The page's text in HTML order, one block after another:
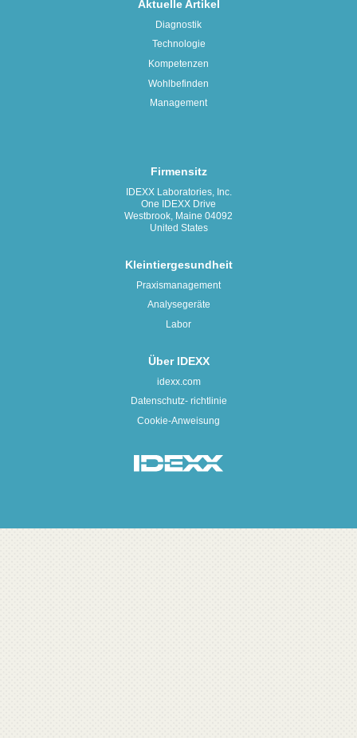
Aktuelle Artikel
Diagnostik
Technologie
Kompetenzen
Wohlbefinden
Management
Firmensitz
IDEXX Laboratories, Inc.
One IDEXX Drive
Westbrook, Maine 04092
United States
Kleintiergesundheit
Praxismanagement
Analysegeräte
Labor
Über IDEXX
idexx.com
Datenschutz- richtlinie
Cookie-Anweisung